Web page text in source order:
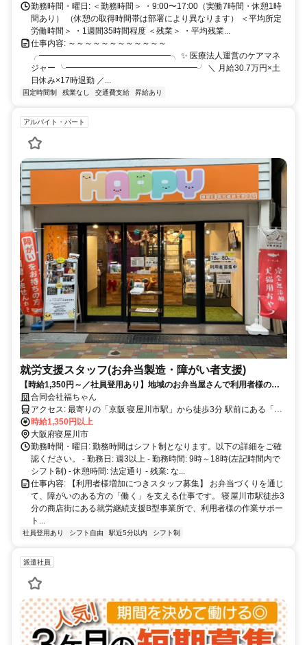
勤務時間・曜日: ＜勤務時間＞ ・9:00〜17:00（実働7時間・休憩1時
間あり） （休憩の取得時間帯は部署により異なります） ＜平均所定
労働時間＞ ・1週間35時間程度 ＜残業＞ ・平均残業...
仕事内容: ～～～～～～～～～～～～
╭━━━━━━━━━━━━━━━━╮ ✨ 医療法人運営のケアマネ
ジャー ╰━━━━━━━━━━━━━━━━╯ ＼ 月給30.7万円×土
日休み×17時退勤 ／...
固定時間制 残業なし 交通費支給 昇給あり
アルバイト・パート
就労支援スタッフ(お弁当製造・障がい者支援)
【時給1,350円～／社員登用あり】地域のお弁当屋さんで利用者様の
「働く」を支える仕事です★駅徒歩3分★
合同会社福ちゃん
アクセス: 最寄りの「京阪 寝屋川市駅」から徒歩3分 駅前にある「ベ
ル大利商店街アーケード内」にあります。 交通機関の利用が便利
で、通勤しやすい環境です。自転車での通勤も可能ですので、ライフ
スタイルに合わせた通勤方法をお選びいただけます。
時給1,350円以上
大阪府寝屋川市
勤務時間・曜日: 勤務時間はシフト制となります。以下の詳細をご確
認ください。 - 勤務日: 週3以上 - 勤務時間: 9時～18時(左記時間内で
シフト制) - 休憩時間: 法定通り - 残業: な...
仕事内容: 【利用者様増加につきスタッフ募集】 お弁当づくりを通じ
て、障がいのある方の「働く」を支える仕事です。 寝屋川市駅徒歩3
分の商店街にある就労継続支援B型事業所で、利用者様の作業サポー
ト...
社員登用あり シフト自由 駅近5分以内 シフト制
派遣社員